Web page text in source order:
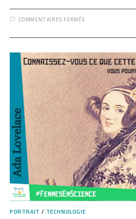
COMMENTAIRES FERMÉS
SCIENCES
EPISODE
2/4:
VALÉRIE
MASSON-
DELMOTTE]
PORTRAIT / TECHNOLOGIE